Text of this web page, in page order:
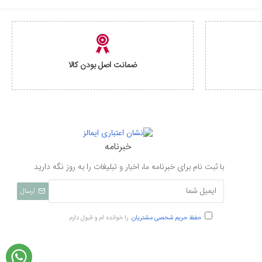
ضمانت اصل بودن کالا
خبرنامه
با ثبت نام برای خبرنامه ما، اخبار و تبلیغات را به روز نگه دارید
ارسال
حفظ حریم شخصی مشتریان را خوانده ام و قبول دارم